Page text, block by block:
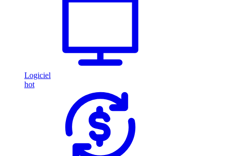
Logiciel
hot